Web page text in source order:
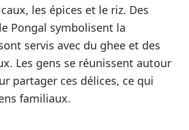
les épices et le riz. Des
Pongal symbolisent la
servis avec du ghee et des
Les gens se réunissent autour
partager ces délices, ce qui
familiaux.